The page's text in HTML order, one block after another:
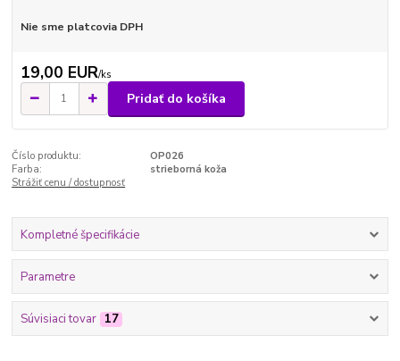
Nie sme platcovia DPH
19,00 EUR/ks
Pridať do košíka
Číslo produktu:
OP026
Farba:
strieborná koža
Strážiť cenu / dostupnosť
Kompletné špecifikácie
Parametre
Súvisiaci tovar 17